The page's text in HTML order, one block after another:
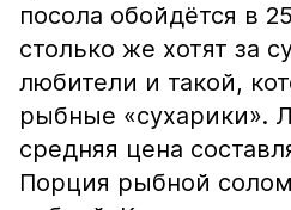
посола обойдётся в
столько же хотят за
любители и такой,
рыбные «сухарики».
средняя цена
Порция рыбной